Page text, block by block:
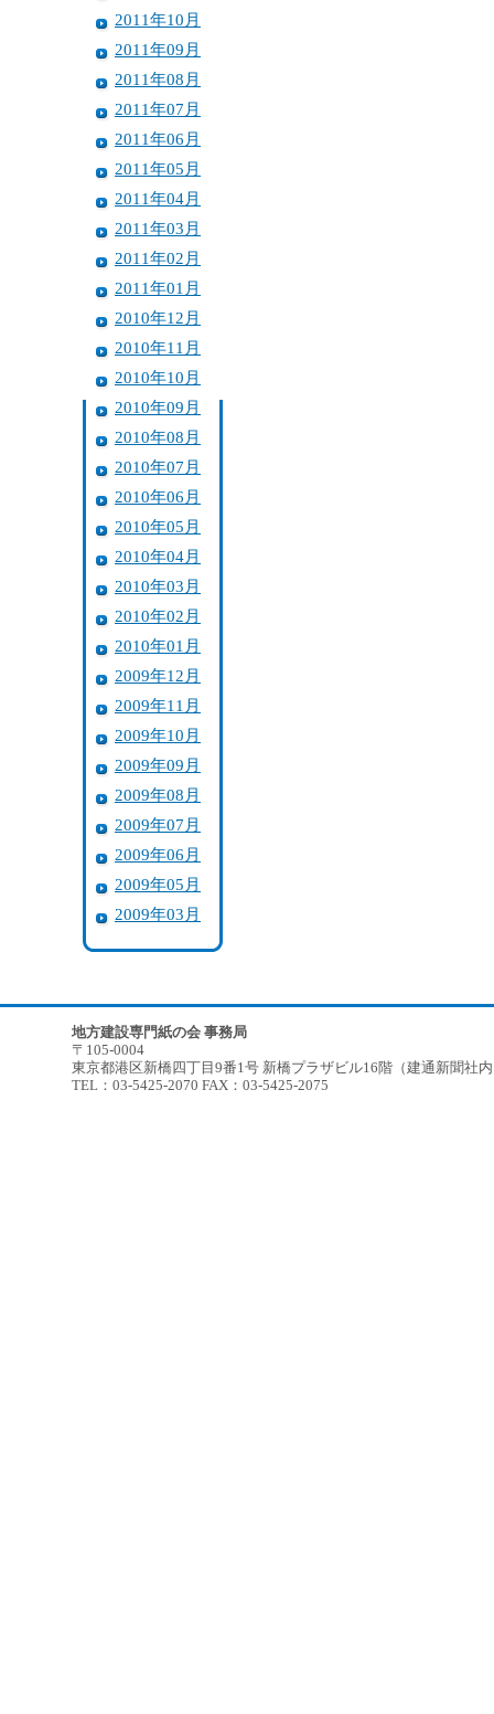
2011年10月
2011年09月
2011年08月
2011年07月
2011年06月
2011年05月
2011年04月
2011年03月
2011年02月
2011年01月
2010年12月
2010年11月
2010年10月
2010年09月
2010年08月
2010年07月
2010年06月
2010年05月
2010年04月
2010年03月
2010年02月
2010年01月
2009年12月
2009年11月
2009年10月
2009年09月
2009年08月
2009年07月
2009年06月
2009年05月
2009年03月
地方建設専門紙の会 事務局
〒105-0004
東京都港区新橋四丁目9番1号 新橋プラザビル16階（建通新聞社
TEL：03-5425-2070 FAX：03-5425-2075